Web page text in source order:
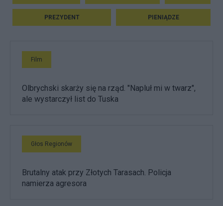
PREZYDENT PIENIĄDZE
Film
Olbrychski skarży się na rząd. "Napluł mi w twarz",
ale wystarczył list do Tuska
Głos Regionów
Brutalny atak przy Złotych Tarasach. Policja
namierza agresora